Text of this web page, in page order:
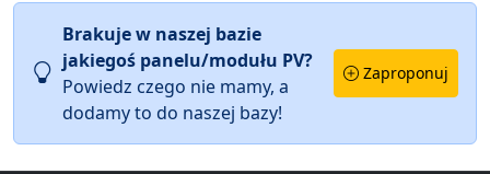
Brakuje w naszej bazie
jakiegoś panelu/modułu PV?
Powiedz czego nie mamy, a
dodamy to do naszej bazy!
Zaproponuj